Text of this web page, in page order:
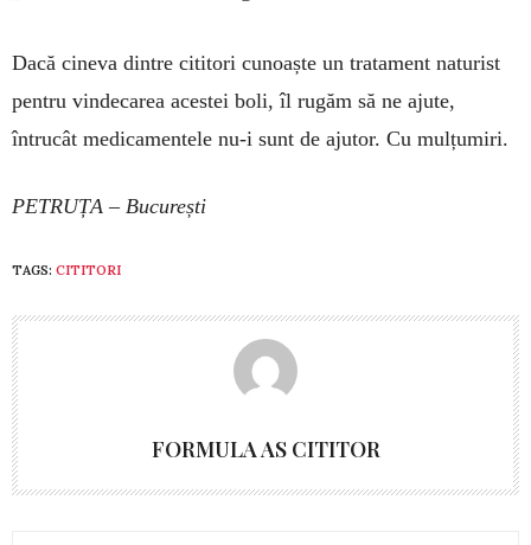
Dacă cineva dintre cititori cunoaște un tra­ta­ment na­tu­rist
pentru vindecarea acestei boli, îl rugăm să ne ajute,
întrucât medicamentele nu-i sunt de ajutor. Cu mulțumiri.
PETRUȚA – București
TAGS: CITITORI
FORMULA AS CITITOR